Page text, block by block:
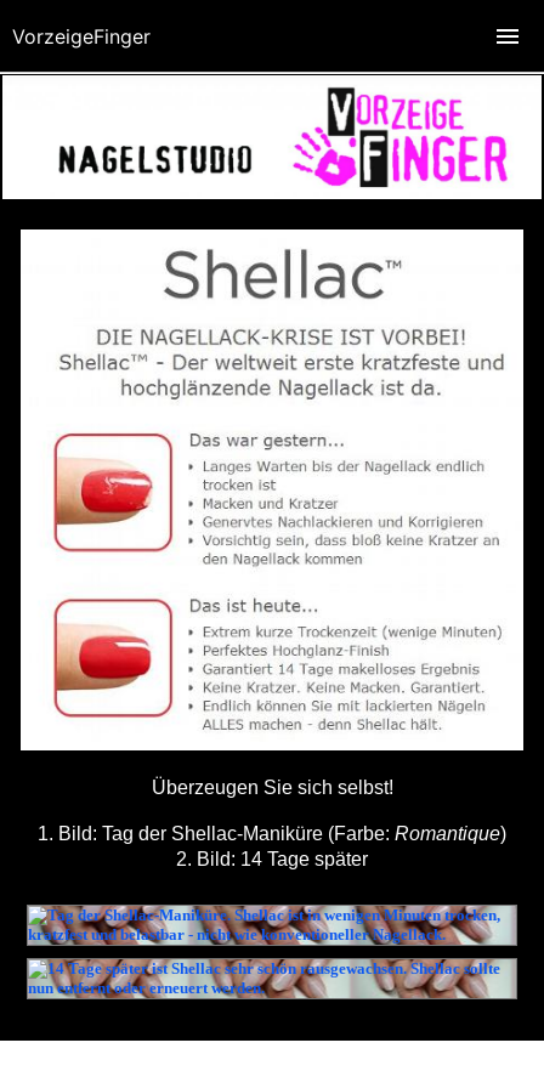
Überzeugen Sie sich selbst!
1. Bild: Tag der Shellac-Maniküre (Farbe: Romantique)
2. Bild: 14 Tage später
VorzeigeFinger